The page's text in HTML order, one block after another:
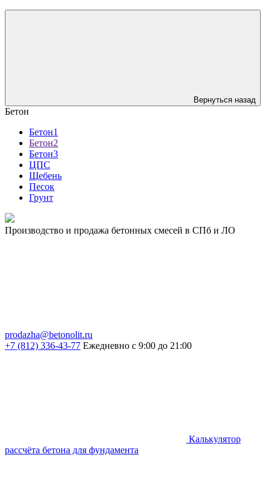
Вернуться назад
Бетон
Бетон1
Бетон2
Бетон3
ЦПС
Щебень
Песок
Грунт
Производство и продажа бетонных смесей в СПб и ЛО
prodazha@betonolit.ru
+7 (812) 336-43-77 Ежедневно с 9:00 до 21:00
Калькулятор
рассчёта бетона для фундамента